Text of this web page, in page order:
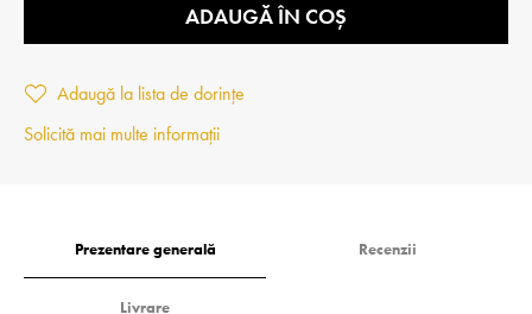
ADAUGĂ ÎN COȘ
Adaugă la lista de dorințe
Solicită mai multe informații
Prezentare generală Recenzii
Livrare